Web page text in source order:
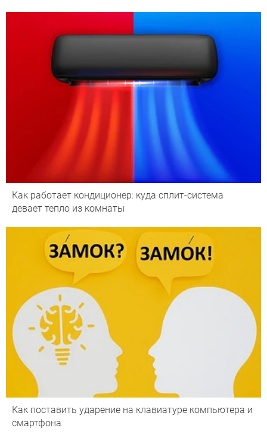
Как работает кондиционер: куда сплит-система
девает тепло из комнаты
Как поставить ударение на клавиатуре компьютера и
смартфона